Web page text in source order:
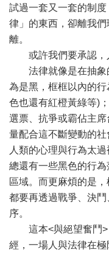
試過一套又一套的制
律」的東西，卻離我
離。
或許我們要承認，
法律就像是在抽象
為是黑，框框以內的
色也還有紅橙黃綠等)
選票、抗爭或霸佔主
量配合這不斷變動的
人類的心理與行為太
總還有一些黑色的行
區域。而更麻煩的是
都要再透過戰爭、決
序。
這本<與絕望奮鬥>
經，一場人與法律在極